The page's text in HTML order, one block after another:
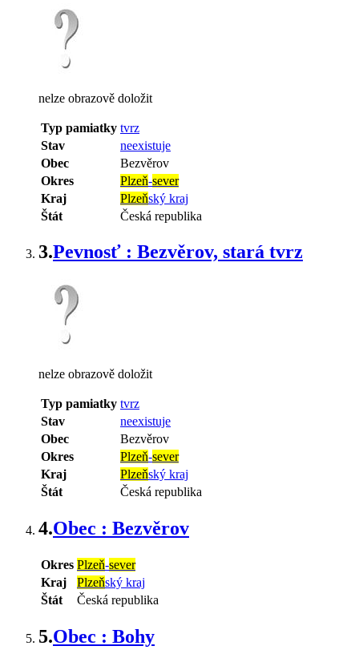
nelze obrazově doložit
Typ pamiatky tvrz
Stav
neexistuje
Obec
Bezvěrov
Okres
Plzeň-sever
Kraj
Plzeňský kraj
Štát
Česká republika
3.Pevnosť : Bezvěrov, stará tvrz
nelze obrazově doložit
Typ pamiatky tvrz
Stav
neexistuje
Obec
Bezvěrov
Okres
Plzeň-sever
Kraj
Plzeňský kraj
Štát
Česká republika
4.Obec : Bezvěrov
Okres Plzeň-sever
Kraj
Plzeňský kraj
Štát
Česká republika
5.Obec : Bohy